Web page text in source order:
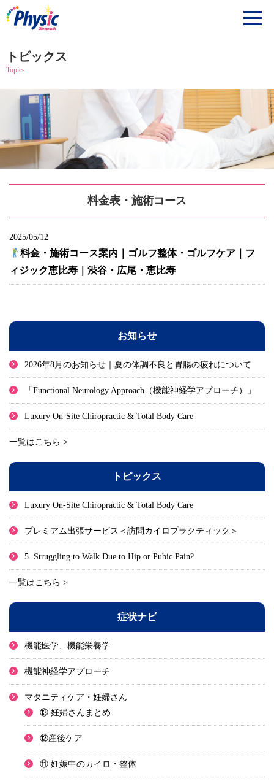
トピックス
Topics
料金表・施術コース
2025/05/12
料金・施術コース案内｜ゴルフ整体・ゴルフケア｜フ
ィジック恵比寿｜渋谷・広尾・恵比寿
お知らせ
2026年8月のお知らせ｜夏の体調不良と胃腸の疲れについて
「Functional Neurology Approach（機能神経学アプローチ）」
Luxury On-Site Chiropractic & Total Body Care
一覧はこちら >
トピックス
Luxury On-Site Chiropractic & Total Body Care
プレミアム出張サービス＜訪問カイロプラクティック＞
5. Struggling to Walk Due to Hip or Pubic Pain?
一覧はこちら >
症状ナビ
機能医学、機能栄養学
機能神経学アプローチ
マタニティケア・妊婦さん
⑬ 妊婦さんまとめ
⑫産後ケア
⑪ 妊娠中のカイロ・整体